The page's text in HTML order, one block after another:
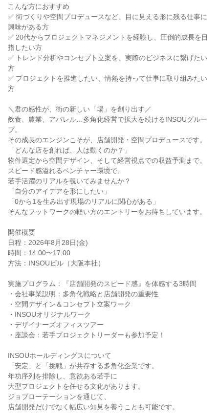
こんな方におすすめ
✅ 街づくりや空間プロデュースなど、目に見える形に残る仕事に
興味がある方
✅ 20代からプロジェクトマネジメントを経験し、圧倒的成長を目
指したい方
✅ トレンド分析やコンセプト立案を、実際のビジネスに繋げたい
方
✅ プロジェクトを推進したい、情熱を持って仕事に取り組みたい
方
＼君の感性が、街の新しい「場」を創り出す／
飲食、農業、アパレル…多角化経営で拡大を続けるINSOUグルー
プ。
その成長のエンジンこそが、店舗開発・空間プロデュースです。
「どんな店を創れば、人は動くのか？」
物件選定から空間デザイン、そして経営視点での収益予測まで。
スピード感溢れるベンチャー環境で、
若手活躍のリアルを覗いてみませんか？
「自分のアイデアを形にしたい」
「0から1を生み出す現場のリアルに関心がある」
そんなフットワークの軽い方のエントリーをお待ちしています。
開催概要
日程：2026年8月28日(金)
時間：14:00〜17:00
方法：INSOUビル（大阪本社）
実施プログラム：『店舗開発のスピード感』を体感する3時間
・会社事業説明：多角化戦略と店舗開発の重要性
・空間デザイン＆コンセプト立案ワーク
・INSOUオリジナルワーク
・デザイナーズオフィスツアー
・座談会：若手プロジェクトリーダーも参加予定！
INSOUホールディングスについて
「安定」と「挑戦」が共存する多角化企業です。
年功序列を排除し、意欲ある若手に
大型プロジェクトを任せる文化があります。
ジョブローテーションを通じて、
店舗開発だけでなく幅広い知見を養うことも可能です。